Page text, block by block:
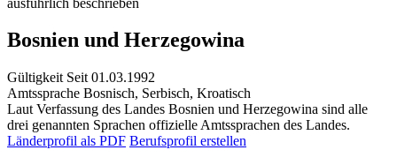
Bosnien und Herzegowina
Gültigkeit Seit 01.03.1992
Amtssprache Bosnisch, Serbisch, Kroatisch
Laut Verfassung des Landes Bosnien und Herzegowina sind alle
drei genannten Sprachen offizielle Amtssprachen des Landes.
Länderprofil als PDF Berufsprofil erstellen